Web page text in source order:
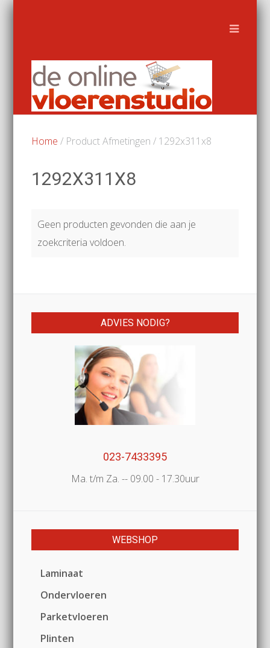
Home / Product Afmetingen / 1292x311x8
1292X311X8
Geen producten gevonden die aan je
zoekcriteria voldoen.
ADVIES NODIG?
023-7433395
Ma. t/m Za. -- 09.00 - 17.30uur
WEBSHOP
Laminaat
Ondervloeren
Parketvloeren
Plinten